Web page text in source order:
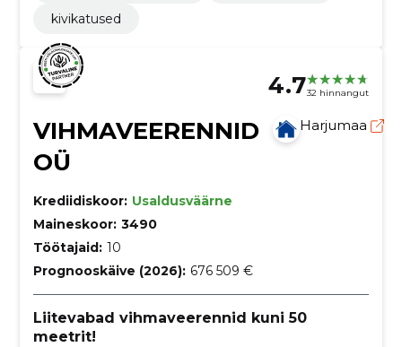
kivikatused
4.732 hinnangut
VIHMAVEERENNID
OÜ
Harjumaa
Krediidiskoor: Usaldusväärne
Maineskoor: 3490
Töötajaid: 10
Prognooskäive (2026): 676 509 €
Liitevabad vihmaveerennid kuni 50
meetrit!